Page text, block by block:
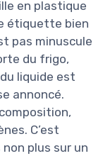
en plastique
étiquette bien
pas minuscule
du frigo,
liquide est
annoncé.
C’est
non plus sur un